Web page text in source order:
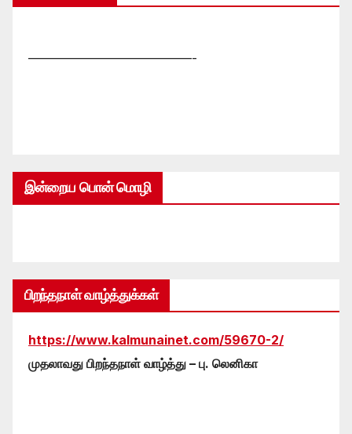
—————————————-
இன்றைய பொன் மொழி
பிறந்தநாள் வாழ்த்துக்கள்
https://www.kalmunainet.com/59670-2/
முதலாவது பிறந்தநாள் வாழ்த்து – பு. லெனிகா